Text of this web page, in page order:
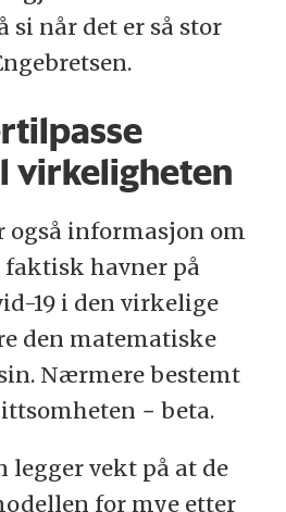
si når det er så stor
virkeligheten
også informasjon om
havner på
19 i den virkelige
den matematiske
Nærmere bestemt
− beta.
legger vekt på at de
for mye etter